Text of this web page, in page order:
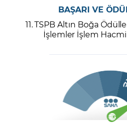
BAŞARI VE
11. TSPB Altın Boğa
İşlemler İşlem